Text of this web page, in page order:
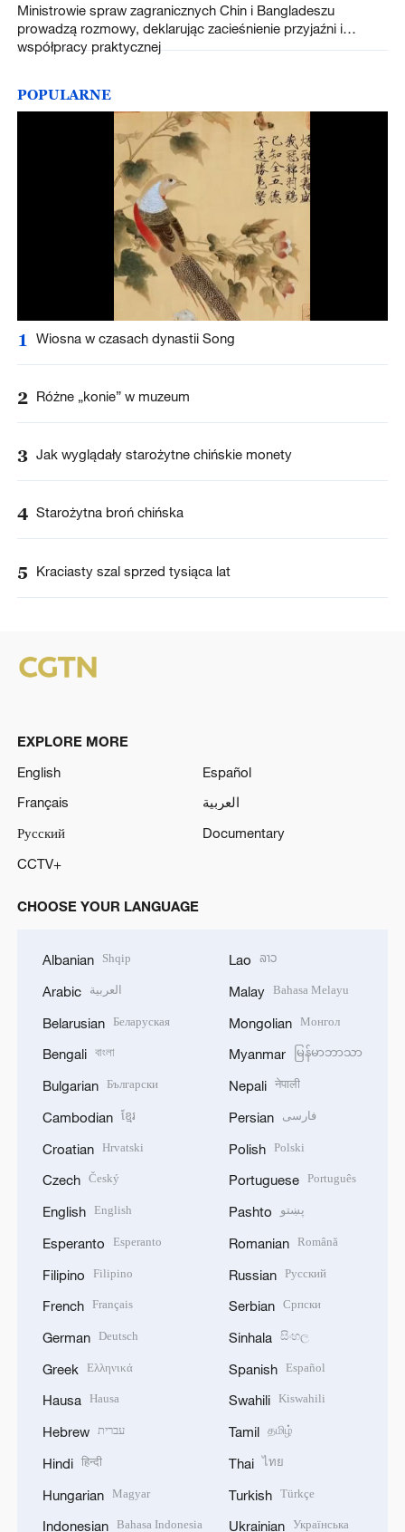
Ministrowie spraw zagranicznych Chin i Bangladeszu
prowadzą rozmowy, deklarując zacieśnienie przyjaźni i
współpracy praktycznej
POPULARNE
1 Wiosna w czasach dynastii Song
2 Różne „konie” w muzeum
3 Jak wyglądały starożytne chińskie monety
4 Starożytna broń chińska
5 Kraciasty szal sprzed tysiąca lat
EXPLORE MORE
English
Español
Français
العربية
Русский
Documentary
CCTV+
CHOOSE YOUR LANGUAGE
Albanian Shqip
Arabic العربية
Belarusian Беларуская
Bengali বাংলা
Bulgarian Български
Cambodian ខ្មែរ
Croatian Hrvatski
Czech Český
English English
Esperanto Esperanto
Filipino Filipino
French Français
German Deutsch
Greek Ελληνικά
Hausa Hausa
Hebrew עברית
Hindi हिन्दी
Hungarian Magyar
Indonesian Bahasa Indonesia
Lao ລາວ
Malay Bahasa Melayu
Mongolian Монгол
Myanmar မြန်မာဘာသာ
Nepali नेपाली
Persian فارسی
Polish Polski
Portuguese Português
Pashto پښتو
Romanian Română
Russian Русский
Serbian Српски
Sinhala සිංහල
Spanish Español
Swahili Kiswahili
Tamil தமிழ்
Thai ไทย
Turkish Türkçe
Ukrainian Українська